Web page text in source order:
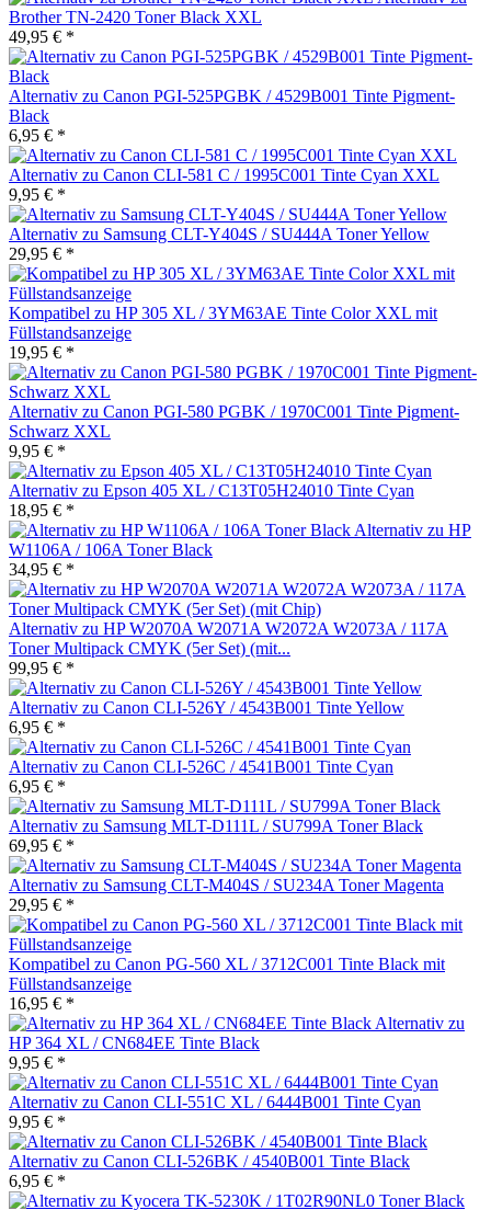
Brother TN-2420 Toner Black XXL
49,95 € *
Alternativ zu Canon PGI-525PGBK / 4529B001 Tinte Pigment-
Black
6,95 € *
Alternativ zu Canon CLI-581 C / 1995C001 Tinte Cyan XXL
9,95 € *
Alternativ zu Samsung CLT-Y404S / SU444A Toner Yellow
29,95 € *
Kompatibel zu HP 305 XL / 3YM63AE Tinte Color XXL mit
Füllstandsanzeige
19,95 € *
Alternativ zu Canon PGI-580 PGBK / 1970C001 Tinte Pigment-
Schwarz XXL
9,95 € *
Alternativ zu Epson 405 XL / C13T05H24010 Tinte Cyan
18,95 € *
Alternativ zu HP
W1106A / 106A Toner Black
34,95 € *
Alternativ zu HP W2070A W2071A W2072A W2073A / 117A
Toner Multipack CMYK (5er Set) (mit...
99,95 € *
Alternativ zu Canon CLI-526Y / 4543B001 Tinte Yellow
6,95 € *
Alternativ zu Canon CLI-526C / 4541B001 Tinte Cyan
6,95 € *
Alternativ zu Samsung MLT-D111L / SU799A Toner Black
69,95 € *
Alternativ zu Samsung CLT-M404S / SU234A Toner Magenta
29,95 € *
Kompatibel zu Canon PG-560 XL / 3712C001 Tinte Black mit
Füllstandsanzeige
16,95 € *
Alternativ zu
HP 364 XL / CN684EE Tinte Black
9,95 € *
Alternativ zu Canon CLI-551C XL / 6444B001 Tinte Cyan
9,95 € *
Alternativ zu Canon CLI-526BK / 4540B001 Tinte Black
6,95 € *